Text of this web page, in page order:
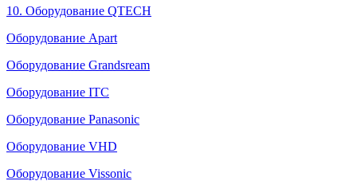
10. Оборудование QTECH
Оборудование Apart
Оборудование Grandsream
Оборудование ITC
Оборудование Panasonic
Оборудование VHD
Оборудование Vissonic